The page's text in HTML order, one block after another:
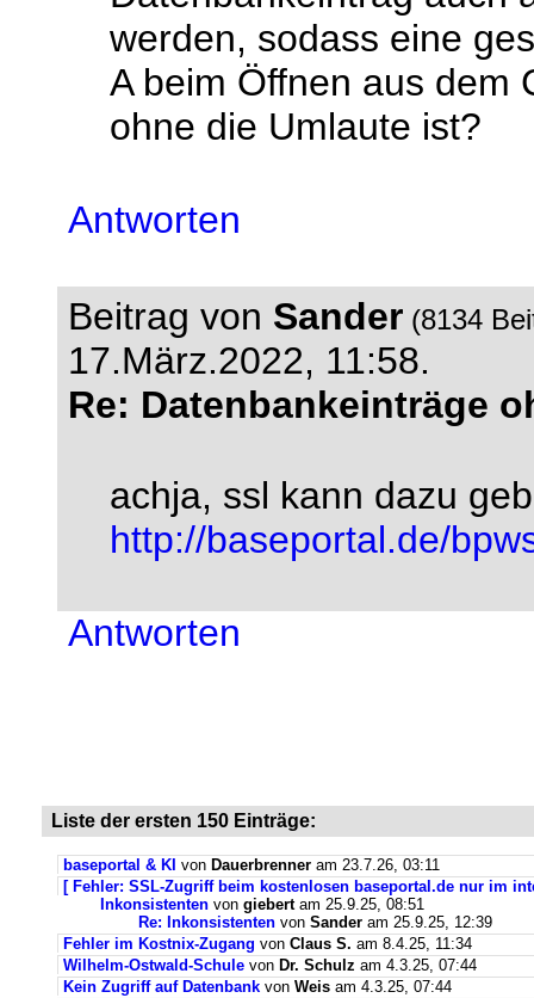
werden, sodass eine
A beim Öffnen aus dem
ohne die Umlaute ist?
Antworten
Beitrag von Sander (8134
17.März.2022, 11:58.
Re: Datenbankeinträge
achja, ssl kann dazu
http://baseportal.de/
Antworten
Liste der ersten 150 Einträge:
baseportal & KI von Dauerbrenner am 23.7.26, 03:11
[ Fehler: SSL-Zugriff beim kostenlosen baseportal.de nur im
Inkonsistenten von giebertam 25.9.25, 08:51
Re: Inkonsistenten von Sander am 25.9.25, 12:39
Fehler im Kostnix-Zugang von Claus S. am 8.4.25, 11:34
Wilhelm-Ostwald-Schule von Dr. Schulz am 4.3.25, 07:44
Kein Zugriff auf Datenbank von Weis am 4.3.25, 07:44